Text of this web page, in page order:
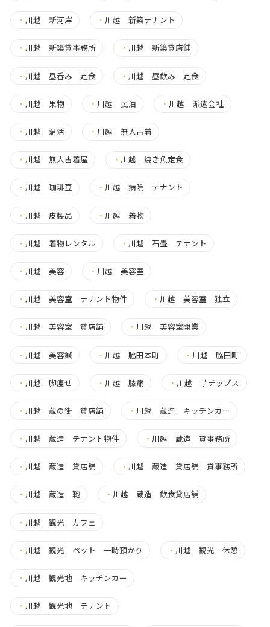
・ 川越 新河岸 ・ 川越 新築テナント
・ 川越 新築貸事務所 ・ 川越 新築貸店舗
・ 川越 昼呑み 定食 ・ 川越 昼飲み 定食
・ 川越 果物 ・ 川越 民泊 ・ 川越 派遣会社
・ 川越 温活 ・ 川越 無人古着
・ 川越 無人古着屋 ・ 川越 焼き魚定食
・ 川越 珈琲豆 ・ 川越 病院 テナント
・ 川越 皮製品 ・ 川越 着物
・ 川越 着物レンタル ・ 川越 石畳 テナント
・ 川越 美容 ・ 川越 美容室
・ 川越 美容室 テナント物件 ・ 川越 美容室 独立
・ 川越 美容室 貸店舗 ・ 川越 美容室開業
・ 川越 美容鍼 ・ 川越 脇田本町 ・ 川越 脇田町
・ 川越 脚痩せ ・ 川越 膝痛 ・ 川越 芋チップス
・ 川越 蔵の街 貸店舗 ・ 川越 蔵造 キッチンカー
・ 川越 蔵造 テナント物件 ・ 川越 蔵造 貸事務所
・ 川越 蔵造 貸店舗 ・ 川越 蔵造 貸店舗 貸事務所
・ 川越 蔵造 鞄 ・ 川越 蔵造 飲食貸店舗
・ 川越 観光 カフェ
・ 川越 観光 ペット 一時預かり ・ 川越 観光 休憩
・ 川越 観光地 キッチンカー
・ 川越 観光地 テナント